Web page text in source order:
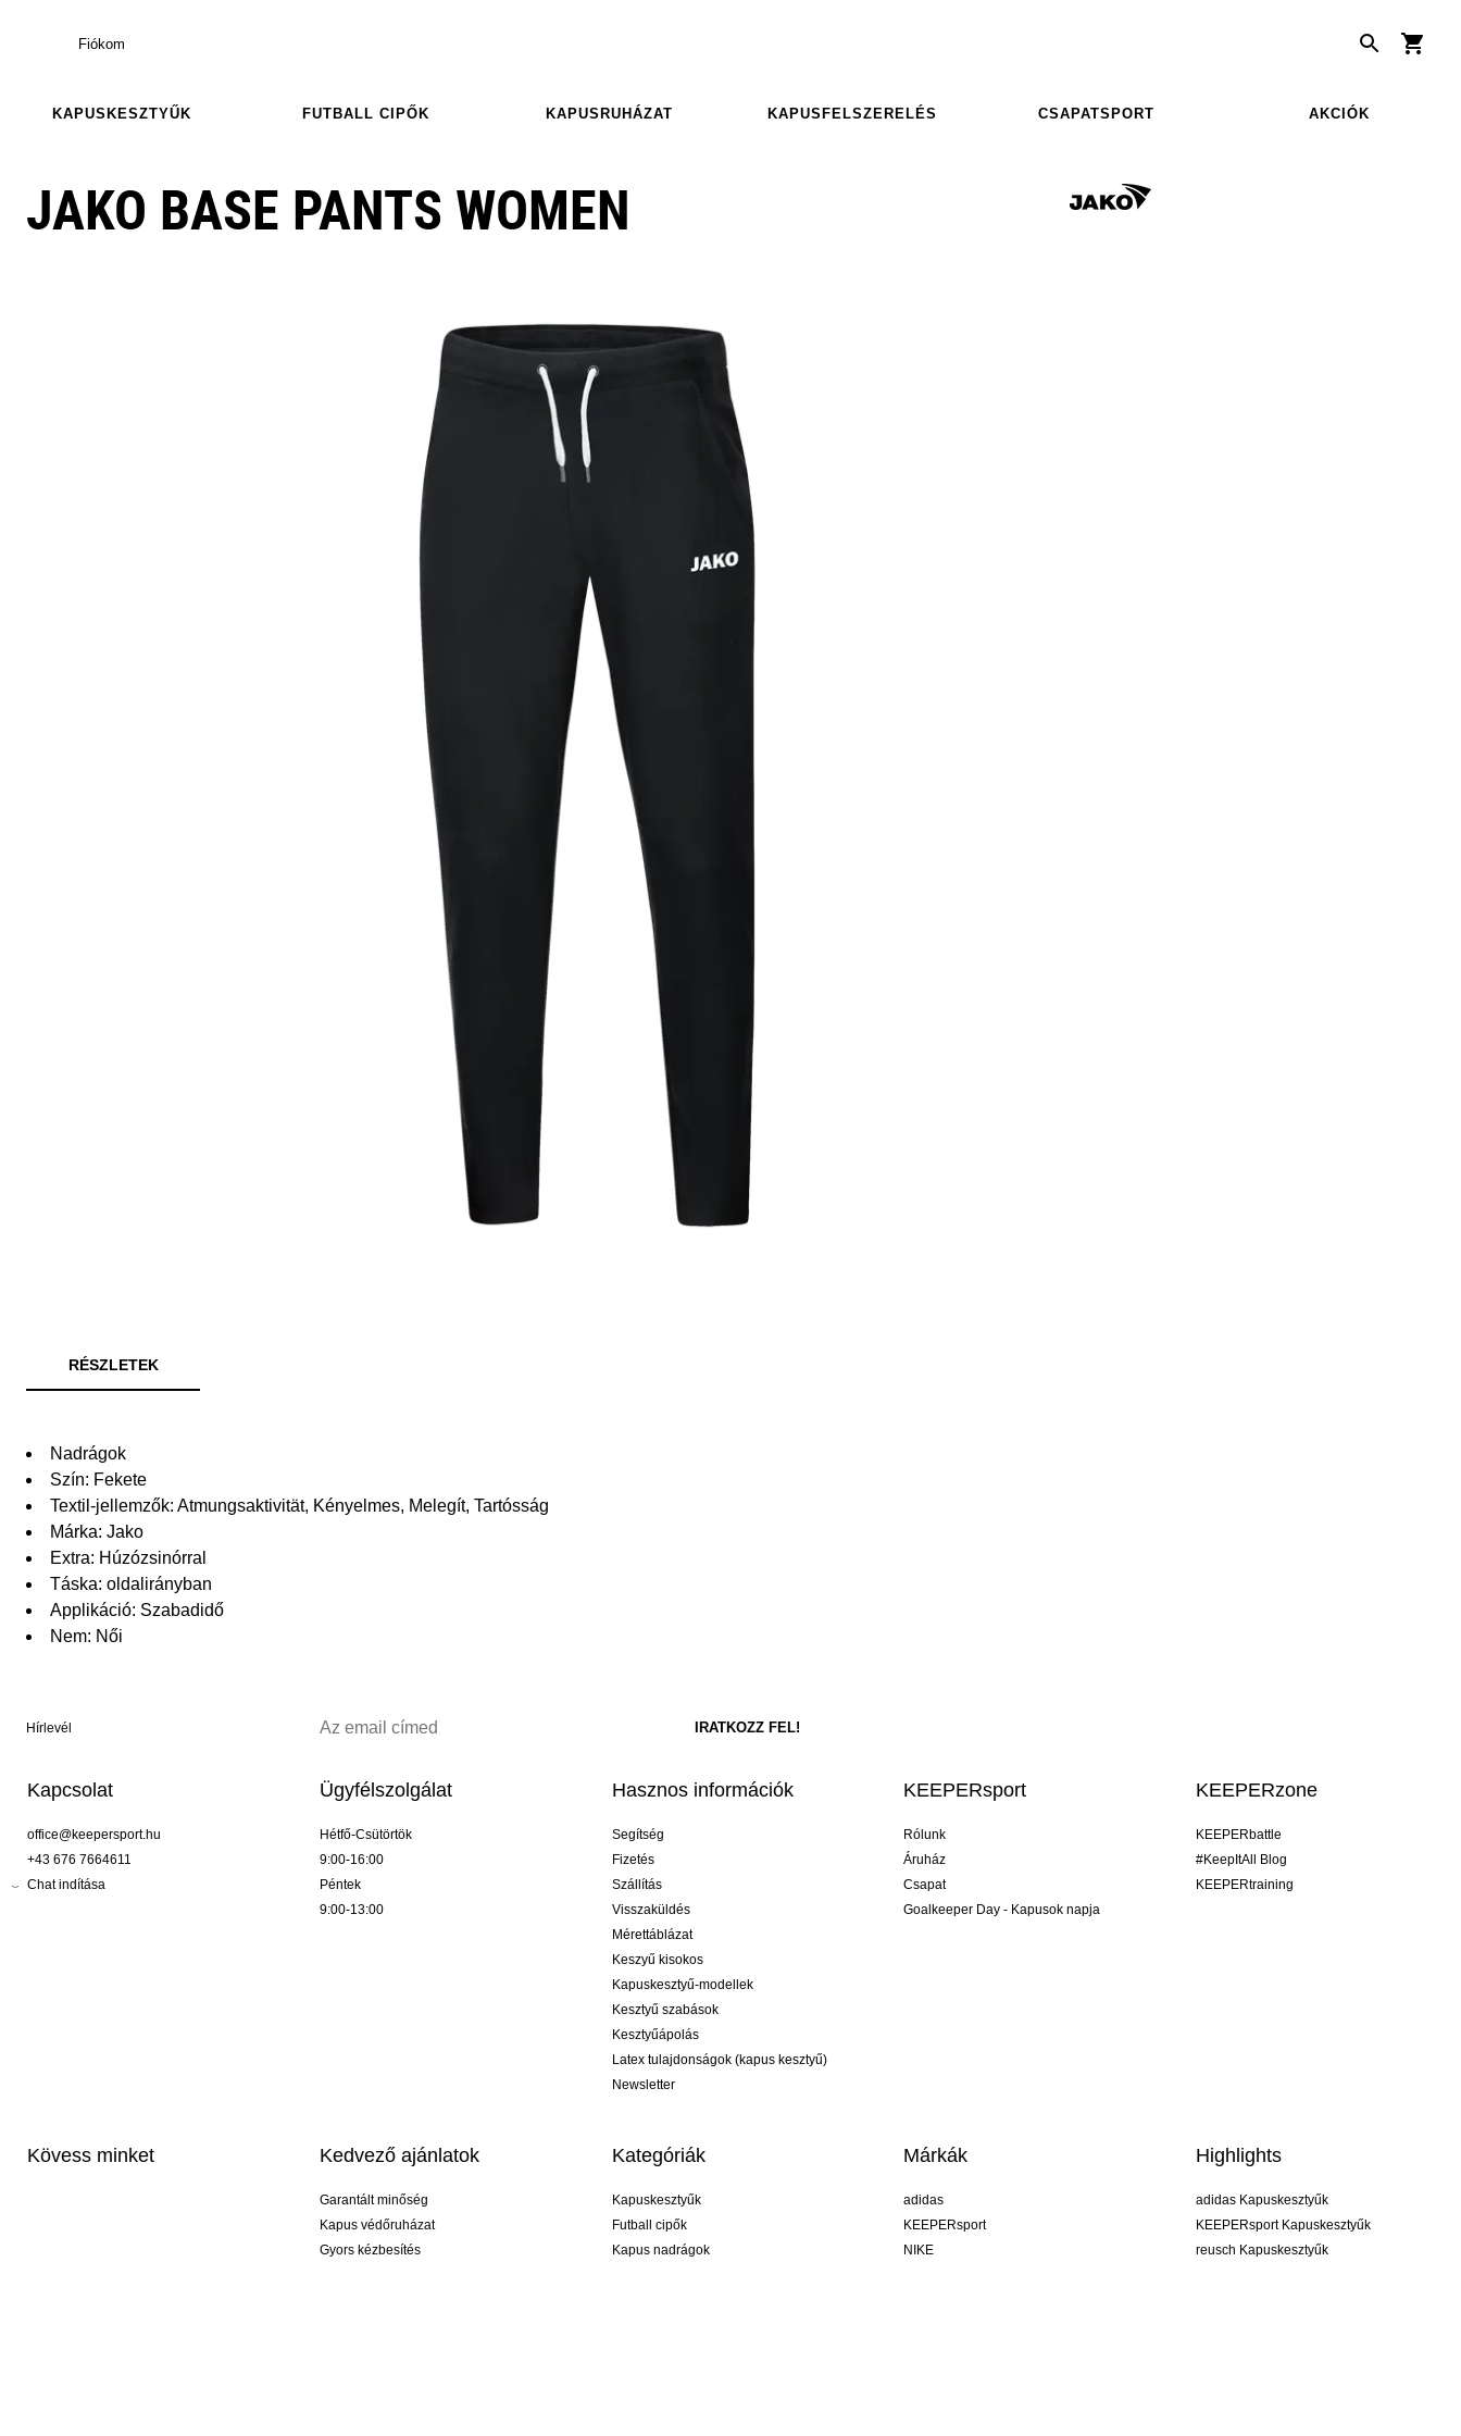
Fiókom
KAPUSKESZTYŰK FUTBALL CIPŐK KAPUSRUHÁZAT KAPUSFELSZERELÉS CSAPATSPORT AKCIÓK
JAKO BASE PANTS WOMEN
RÉSZLETEK
Nadrágok
Szín: Fekete
Textil-jellemzők: Atmungsaktivität, Kényelmes, Melegít, Tartósság
Márka: Jako
Extra: Húzózsinórral
Táska: oldalirányban
Applikáció: Szabadidő
Nem: Női
Hírlevél
Kapcsolat
office@keepersport.hu
+43 676 7664611
Chat indítása
Ügyfélszolgálat
Hétfő-Csütörtök
9:00-16:00
Péntek
9:00-13:00
Hasznos információk
Segítség
Fizetés
Szállítás
Visszaküldés
Mérettáblázat
Keszyű kisokos
Kapuskesztyű-modellek
Kesztyű szabások
Kesztyűápolás
Latex tulajdonságok (kapus kesztyű)
Newsletter
KEEPERsport
Rólunk
Áruház
Csapat
Goalkeeper Day - Kapusok napja
KEEPERzone
KEEPERbattle
#KeepItAll Blog
KEEPERtraining
Kövess minket Kedvező ajánlatok
Garantált minőség
Kapus védőruházat
Gyors kézbesítés
Kategóriák
Kapuskesztyűk
Futball cipők
Kapus nadrágok
Márkák
adidas
KEEPERsport
NIKE
Highlights
adidas Kapuskesztyűk
KEEPERsport Kapuskesztyűk
reusch Kapuskesztyűk